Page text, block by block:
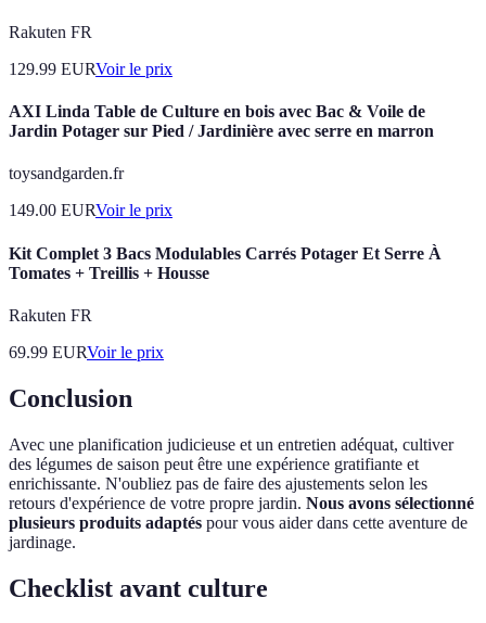
Rakuten FR
129.99 EURVoir le prix
AXI Linda Table de Culture en bois avec Bac & Voile de
Jardin Potager sur Pied / Jardinière avec serre en marron
toysandgarden.fr
149.00 EURVoir le prix
Kit Complet 3 Bacs Modulables Carrés Potager Et Serre À
Tomates + Treillis + Housse
Rakuten FR
69.99 EURVoir le prix
Conclusion
Avec une planification judicieuse et un entretien adéquat, cultiver
des légumes de saison peut être une expérience gratifiante et
enrichissante. N'oubliez pas de faire des ajustements selon les
retours d'expérience de votre propre jardin. Nous avons sélectionné
plusieurs produits adaptés pour vous aider dans cette aventure de
jardinage.
Checklist avant culture